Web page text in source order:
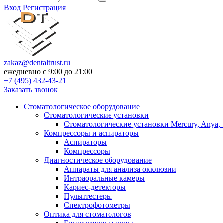
Вход Регистрация
zakaz@dentaltrust.ru
ежедневно с 9:00 до 21:00
+7 (495) 432-43-21
Заказать звонок
Стоматологическое оборудование
Стоматологические установки
Стоматологические установки Mercury, Anya,
Компрессоры и аспираторы
Аспираторы
Компрессоры
Диагностическое оборудование
Аппараты для анализа окклюзии
Интраоральные камеры
Кариес-детекторы
Пульптестеры
Спектрофотометры
Оптика для стоматологов